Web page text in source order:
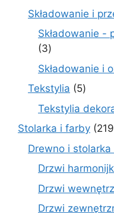
Składowanie i
Składowanie -
33
produkty
Składowanie i
Tekstylia 55
Tekstylia
Stolarka i farby 219
Drewno i
Drzwi
Drzwi
Drzwi